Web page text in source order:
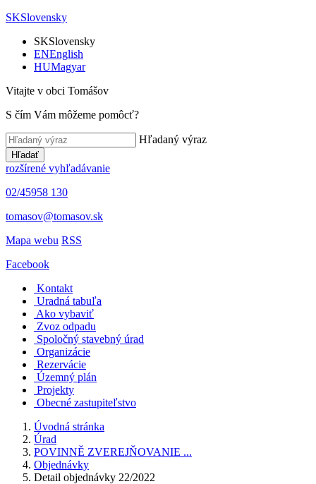
SKSlovensky
SKSlovensky
ENEnglish
HUMagyar
Vitajte v obci Tomášov
S čím Vám môžeme pomôcť?
Hľadaný výraz
Hľadať
rozšírené vyhľadávanie
02/45958 130
tomasov@tomasov.sk
Mapa webu RSS
Facebook
Kontakt
Uradná tabuľa
Ako vybaviť
Zvoz odpadu
Spoločný stavebný úrad
Organizácie
Rezervácie
Územný plán
Projekty
Obecné zastupiteľstvo
Úvodná stránka
Úrad
POVINNĚ ZVEREJŇOVANIE ...
Objednávky
Detail objednávky 22/2022